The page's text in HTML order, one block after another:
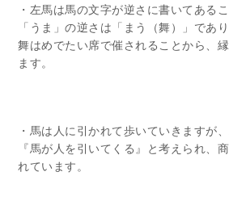
・左馬は馬の文字が逆さに書いてある
「うま」の逆さは「まう（舞）」であり
舞はめでたい席で催されることから、
ます。
・馬は人に引かれて歩いていきますが
『馬が人を引いてくる』と考えられ、
れています。